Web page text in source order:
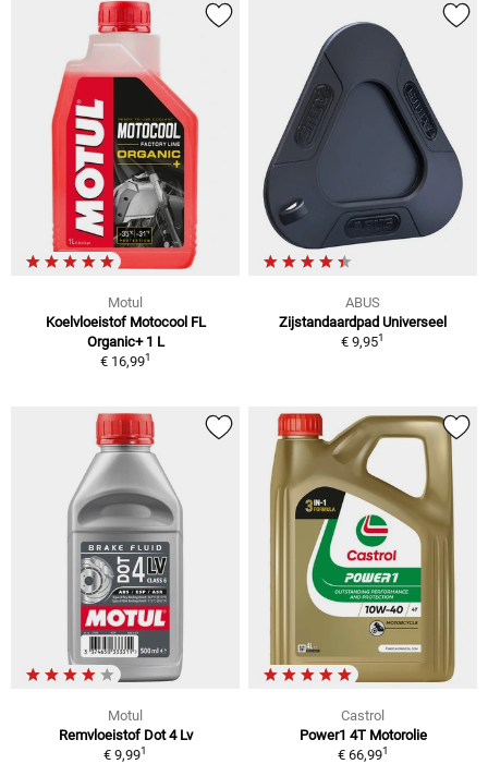
Motul
Koelvloeistof Motocool FL
Organic+ 1 L
€ 16,991
ABUS
Zijstandaardpad Universeel
€ 9,951
Motul
Remvloeistof Dot 4 Lv
€ 9,991
Castrol
Power1 4T Motorolie
€ 66,991